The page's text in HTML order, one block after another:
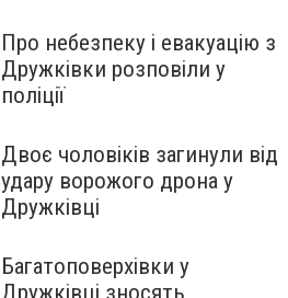
Про небезпеку і евакуацію з
Дружківки розповіли у
поліції
Двоє чоловіків загинули від
удару ворожого дрона у
Дружківці
Багатоповерхівки у
Дружківці зносять